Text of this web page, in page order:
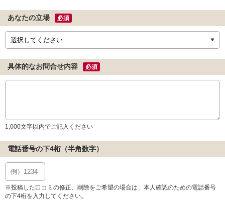
あなたの立場 必須
具体的なお問合せ内容 必須
1,000文字以内でご記入ください
電話番号の下4桁（半角数字）
※投稿した口コミの修正、削除をご希望の場合は、本人確認のための電話番号
の下4桁を入力してください。